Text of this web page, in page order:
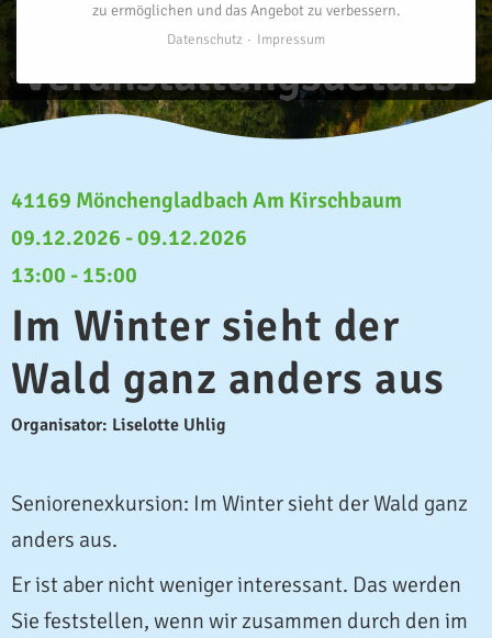
Veranstaltungsdetails
41169 Mönchengladbach Am Kirschbaum
09.12.2026 - 09.12.2026
13:00 - 15:00
Im Winter sieht der
Wald ganz anders aus
Organisator: Liselotte Uhlig
Seniorenexkursion: Im Winter sieht der Wald ganz
anders aus.
Er ist aber nicht weniger interessant. Das werden
Sie feststellen, wenn wir zusammen durch den im
zu ermöglichen und das Angebot zu verbessern.
Datenschutz Impressum